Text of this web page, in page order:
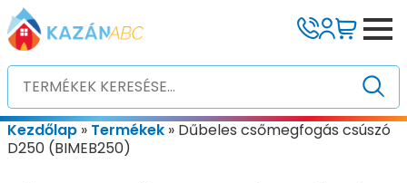
Kezdőlap » Termékek » Dűbeles csőmegfogás csúszó
D250 (BIMEB250)